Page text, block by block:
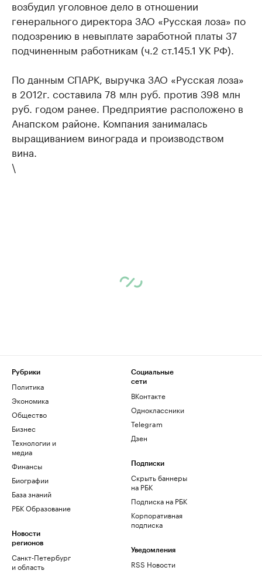
возбудил уголовное дело в отношении
генерального директора ЗАО «Русская лоза» по
подозрению в невыплате заработной платы 37
подчиненным работникам (ч.2 ст.145.1 УК РФ).
По данным СПАРК, выручка ЗАО «Русская лоза»
в 2012г. составила 78 млн руб. против 398 млн
руб. годом ранее. Предприятие расположено в
Анапском районе. Компания занималась
выращиванием винограда и производством
вина.
\
Рубрики
Политика
Экономика
Общество
Бизнес
Технологии и
медиа
Финансы
Биографии
База знаний
РБК Образование
Новости
регионов
Санкт-Петербург
и область
Социальные
сети
ВКонтакте
Одноклассники
Telegram
Дзен
Подписки
Скрыть баннеры
на РБК
Подписка на РБК
Корпоративная
подписка
Уведомления
RSS Новости